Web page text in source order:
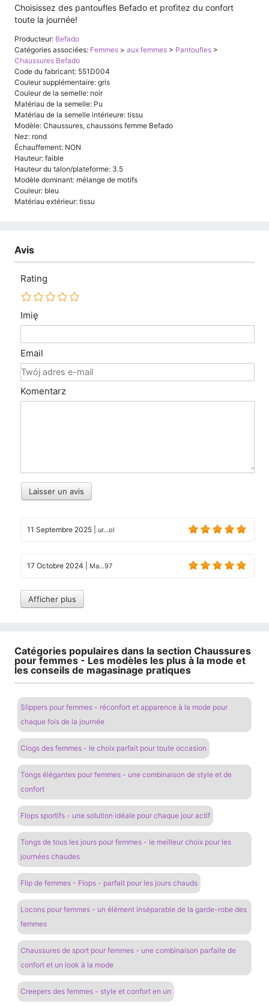
Choisissez des pantoufles Befado et profitez du confort
toute la journée!
Producteur: Befado
Catégories associées: Femmes > aux femmes > Pantoufles >
Chaussures Befado
Code du fabricant: 551D004
Couleur supplémentaire: gris
Couleur de la semelle: noir
Matériau de la semelle: Pu
Matériau de la semelle intérieure: tissu
Modèle: Chaussures, chaussons femme Befado
Nez: rond
Échauffement: NON
Hauteur: faible
Hauteur du talon/plateforme: 3.5
Modèle dominant: mélange de motifs
Couleur: bleu
Matériau extérieur: tissu
Avis
Rating
Imię
Email
Komentarz
Laisser un avis
11 Septembre 2025 ur...ol
17 Octobre 2024 Ma...97
Afficher plus
Catégories populaires dans la section Chaussures
pour femmes - Les modèles les plus à la mode et
les conseils de magasinage pratiques
Slippers pour femmes - réconfort et apparence à la mode pour
chaque fois de la journée
Clogs des femmes - le choix parfait pour toute occasion
Tongs élégantes pour femmes - une combinaison de style et de
confort
Flops sportifs - une solution idéale pour chaque jour actif
Tongs de tous les jours pour femmes - le meilleur choix pour les
journées chaudes
Flip de femmes - Flops - parfait pour les jours chauds
Locons pour femmes - un élément inséparable de la garde-robe des
femmes
Chaussures de sport pour femmes - une combinaison parfaite de
confort et un look à la mode
Creepers des femmes - style et confort en un